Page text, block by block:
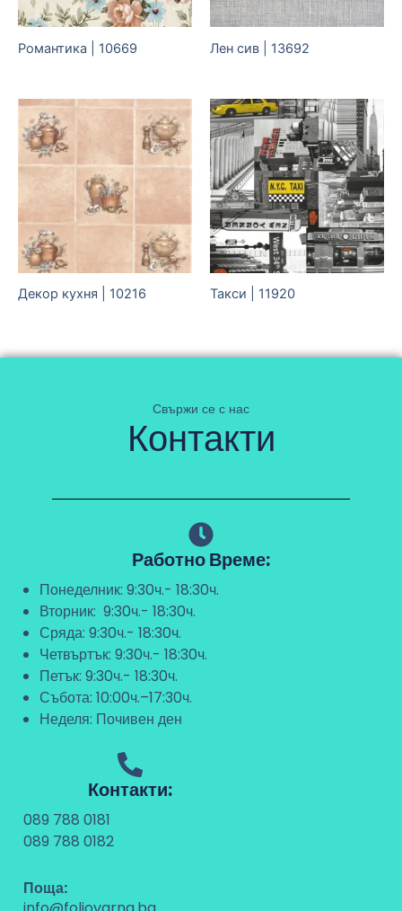
Романтика | 10669 Лен сив | 13692
Декор кухня | 10216 Такси | 11920
Свържи се с нас
Контакти
Работно Време:
Понеделник: 9:30ч.- 18:30ч.
Вторник: 9:30ч.- 18:30ч.
Сряда: 9:30ч.- 18:30ч.
Четвъртък: 9:30ч.- 18:30ч.
Петък: 9:30ч.- 18:30ч.
Събота: 10:00ч.–17:30ч.
Неделя: Почивен ден
Контакти:
089 788 0181
089 788 0182
Поща: